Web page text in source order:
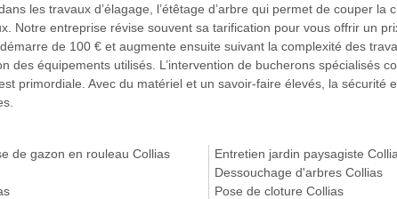
les travaux d’élagage, l’étêtage d’arbre qui permet de couper la
Notre entreprise révise souvent sa tarification pour vous offrir un
de 100 € et augmente ensuite suivant la complexité des
des équipements utilisés. L’intervention de bucherons spécialisés
primordiale. Avec du matériel et un savoir-faire élevés, la sécurité
de gazon en rouleau Collias
Entretien jardin paysagiste
Dessouchage d'arbres Collias
Pose de cloture Collias